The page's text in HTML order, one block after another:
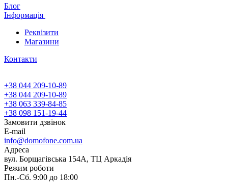
Блог
Інформація
Реквізити
Магазини
Контакти
+38 044 209-10-89
+38 044 209-10-89
+38 063 339-84-85
+38 098 151-19-44
Замовити дзвінок
E-mail
info@domofone.com.ua
Адреса
вул. Борщагівська 154А, ТЦ Аркадія
Режим роботи
Пн.-Сб. 9:00 до 18:00